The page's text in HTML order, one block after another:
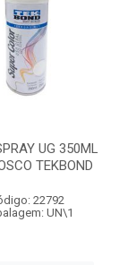
UG 350ML
TEKBOND
22792
UN\1